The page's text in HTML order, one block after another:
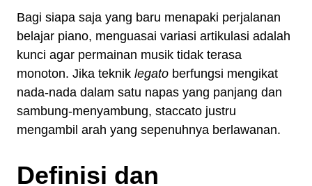
Bagi siapa saja yang baru menapaki perjalanan
belajar piano, menguasai variasi artikulasi adalah
kunci agar permainan musik tidak terasa
monoton. Jika teknik legato berfungsi mengikat
nada-nada dalam satu napas yang panjang dan
sambung-menyambung, staccato justru
mengambil arah yang sepenuhnya berlawanan.
Definisi dan